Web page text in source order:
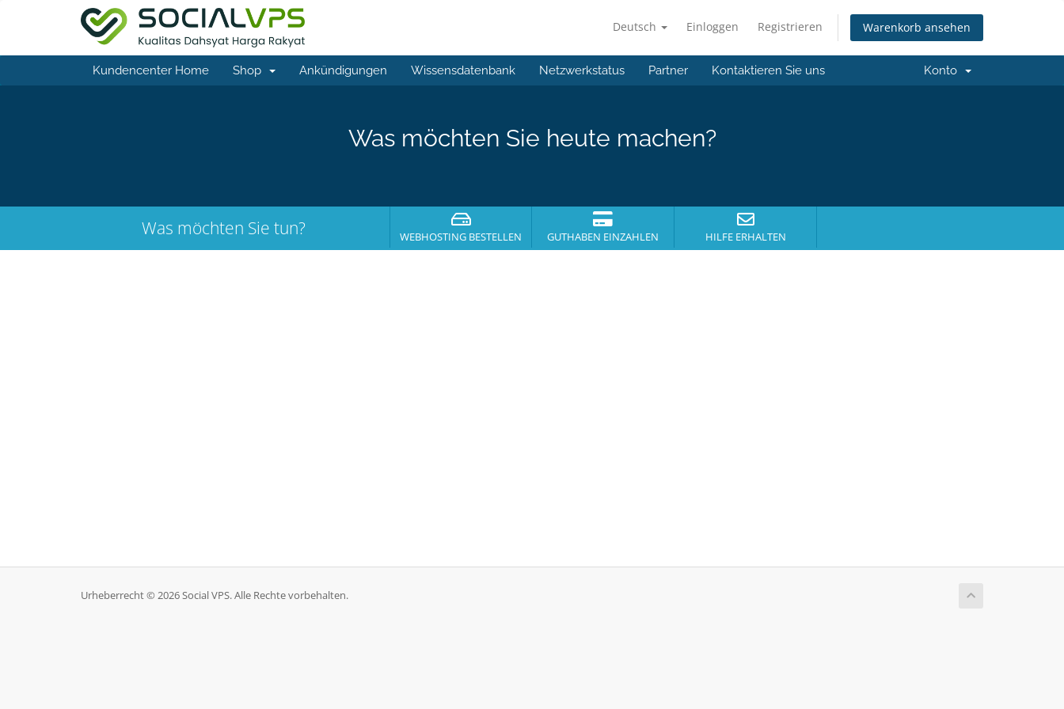
Deutsch Einloggen Registrieren Warenkorb ansehen
Kundencenter Home Shop Ankündigungen Wissensdatenbank Netzwerkstatus Partner Kontaktieren Sie uns Konto
Was möchten Sie heute machen?
Was möchten Sie tun? WEBHOSTING BESTELLEN GUTHABEN EINZAHLEN HILFE ERHALTEN
Urheberrecht © 2026 Social VPS. Alle Rechte vorbehalten.